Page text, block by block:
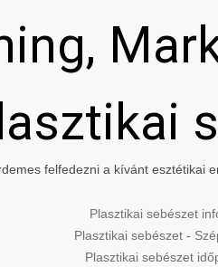
felfedezni a kívánt
Plasztikai sebészet
Plasztikai sebészet -
Plasztikai sebészet